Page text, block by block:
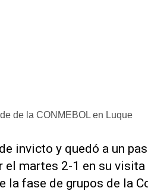
de la CONMEBOL en Luque
invicto y quedó a un
martes 2-1 en su visita
la fase de grupos de la